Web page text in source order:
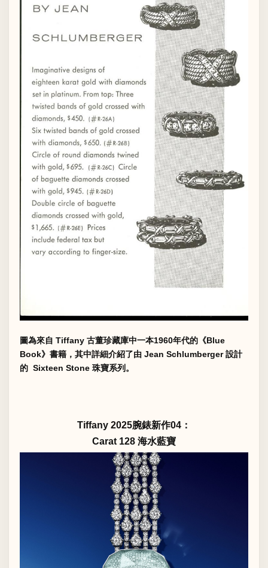
圖為來自 Tiffany 古董珍藏庫中一本1960年代的《Blue
Book》書籍，其中詳細介紹了由 Jean Schlumberger 設計
的 Sixteen Stone 珠寶系列。
Tiffany 2025腕錶新作04：
Carat 128 海水藍寶